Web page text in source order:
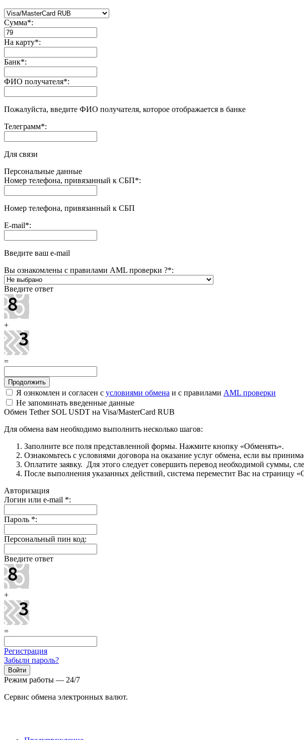
Сумма*:
На карту*:
Банк*:
ФИО получателя*:
Пожалуйста, введите ФИО получателя, которое отображается в банке
Телеграмм*:
Для связи
Персональные данные
Номер телефона, привязанный к СБП*:
Номер телефона, привязанный к СБП
E-mail*:
Введите ваш e-mail
Вы ознакомлены с правилами AML проверки ?*:
Введите ответ
+
=
Я ознкомлен и согласен с условиями обмена и с правилами AML проверки
Не запоминать введенные данные
Обмен Tether SOL USDT на Visa/MasterCard RUB
Для обмена вам необходимо выполнить несколько шагов:
Заполните все поля представленной формы. Нажмите кнопку «Обменять».
Ознакомьтесь с условиями договора на оказание услуг обмена, если вы
Оплатите заявку. Для этого следует совершить перевод необходимой суммы,
После выполнения указанных действий, система переместит Вас на страницу
Авторизация
Логин или e-mail *:
Пароль *:
Персональный пин код:
Введите ответ
+
=
Регистрация
Забыли пароль?
Режим работы — 24/7
Сервис обмена электронных валют.